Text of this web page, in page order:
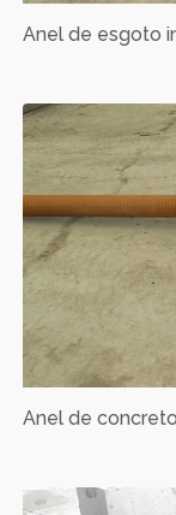
Anel de esgoto
Anel de